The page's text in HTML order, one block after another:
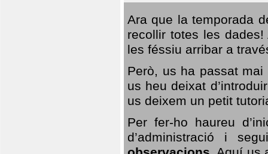
Ara que la temporada
recollir totes les
les féssiu arribar a
Però, us ha passat
us heu deixat
us deixem un petit
Per fer-ho haureu
d’administració i